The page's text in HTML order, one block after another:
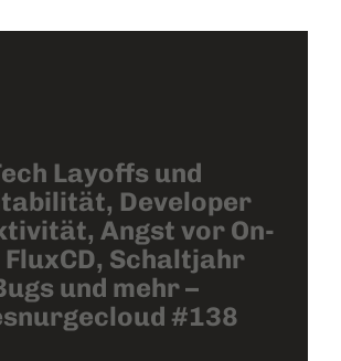
Layoffs und
Developer
Angst vor On-
FluxCD, Schaltjahr
und mehr –
#138